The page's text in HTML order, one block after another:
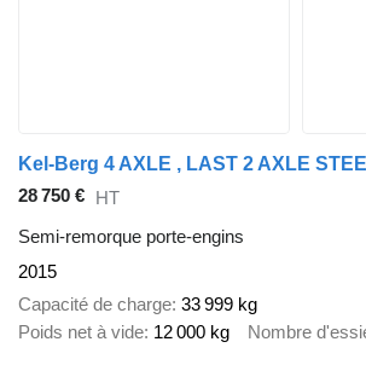
28 750 € HT
Semi-remorque porte-engins
2015
Capacité de charge 33 999 kg
Poids net à vide 12 000 kg Nombre